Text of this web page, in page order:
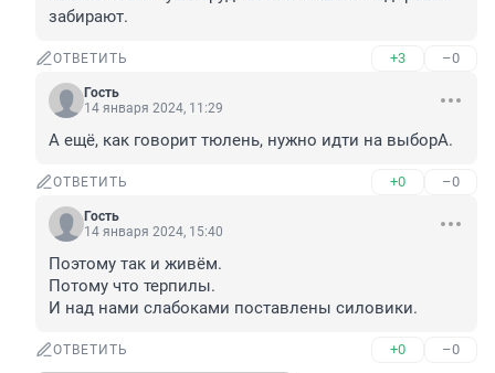
забирают.
ОТВЕТИТЬ +3 –0
Гость
14 января 2024, 11:29
А ещё, как говорит тюлень, нужно идти на выборА.
ОТВЕТИТЬ +0 –0
Гость
14 января 2024, 15:40
Поэтому так и живём.
Потому что терпилы.
И над нами слабоками поставлены силовики.
ОТВЕТИТЬ +0 –0